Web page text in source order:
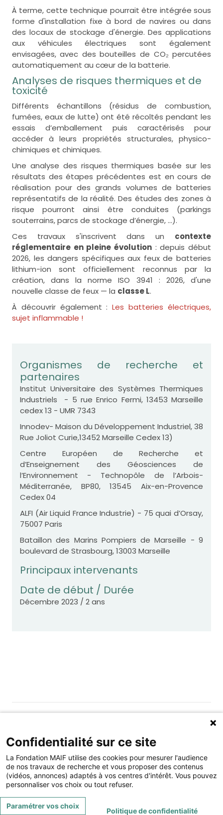
À terme, cette technique pourrait être intégrée sous
forme d'installation fixe à bord de navires ou dans
des locaux de stockage d'énergie. Des applications
aux véhicules électriques sont également
envisagées, avec des bouteilles de CO₂ percutées
automatiquement au cœur de la batterie.
Analyses de risques thermiques et de
toxicité
Différents échantillons (résidus de combustion,
fumées, eaux de lutte) ont été récoltés pendant les
essais d’emballement puis caractérisés pour
accéder à leurs propriétés structurales, physico-
chimiques et chimiques.
Une analyse des risques thermiques basée sur les
résultats des étapes précédentes est en cours de
réalisation pour des grands volumes de batteries
représentatifs de la réalité. Des études des zones à
risque pourront ainsi être conduites (parkings
souterrains, parcs de stockage d’énergie, …).
Ces travaux s'inscrivent dans un contexte
réglementaire en pleine évolution : depuis début
2026, les dangers spécifiques aux feux de batteries
lithium-ion sont officiellement reconnus par la
création, dans la norme ISO 3941 : 2026, d'une
nouvelle classe de feux — la classe L.
À découvrir également : Les batteries électriques,
sujet inflammable !
Organismes de recherche et
partenaires
Institut Universitaire des Systèmes Thermiques
Industriels - 5 rue Enrico Fermi, 13453 Marseille
cedex 13 - UMR 7343
Innodev- Maison du Développement Industriel, 38
Rue Joliot Curie,13452 Marseille Cedex 13)
Centre Européen de Recherche et
d’Enseignement des Géosciences de
l’Environnement - Technopôle de l’Arbois-
Méditerranée, BP80, 13545 Aix-en-Provence
Cedex 04
ALFI (Air Liquid France Industrie) - 75 quai d’Orsay,
75007 Paris
Bataillon des Marins Pompiers de Marseille - 9
boulevard de Strasbourg, 13003 Marseille
Principaux intervenants
Date de début / Durée
Décembre 2023 / 2 ans
Fondation MAIF
275 rue du Stade, 79180 CHAURAY
Téléphone : 05.49.73.87.04
Contact Mentions légales
Confidentialité sur ce site
La Fondation MAIF utilise des cookies pour mesurer l'audience
de nos travaux de recherche et vous proposer des contenus
(vidéos, annonces) adaptés à vos centres d'intérêt. Vous pouvez
personnaliser vos choix ou tout refuser.
Paramétrer vos choix
Politique de confidentialité